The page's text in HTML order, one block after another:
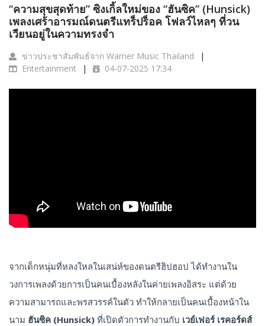
“ความสุขสุดท้าย” ซิงเกิ้ลใหม่ของ “ฮันซิค” (Hunsick)
เพลงเศร้าอารมณ์ดนตรีแทร็ปร็อค โฟลว์ไหลๆ ที่วน
เวียนอยู่ในความทรงจำ
ข่าวประชาสัมพันธ์จาก Warner Music Thailand
Entertainment
04-07-2025 17:34
จากเด็กหนุ่มที่หลงใหลในเสน่ห์ของดนตรีฮิปฮอป ได้ทำงานใน
วงการเพลงด้วยการเป็นคนเบื้องหลังในค่ายเพลงอิสระ แต่ด้วย
ความสามารถและพรสวรรค์ในตัว ทำให้กลายเป็นคนเบื้องหน้าใน
นาม ฮันซิค (Hunsick) ที่เปิดตัวการทำงานกับ เวย์เฟอร์ เรคอร์ดส์